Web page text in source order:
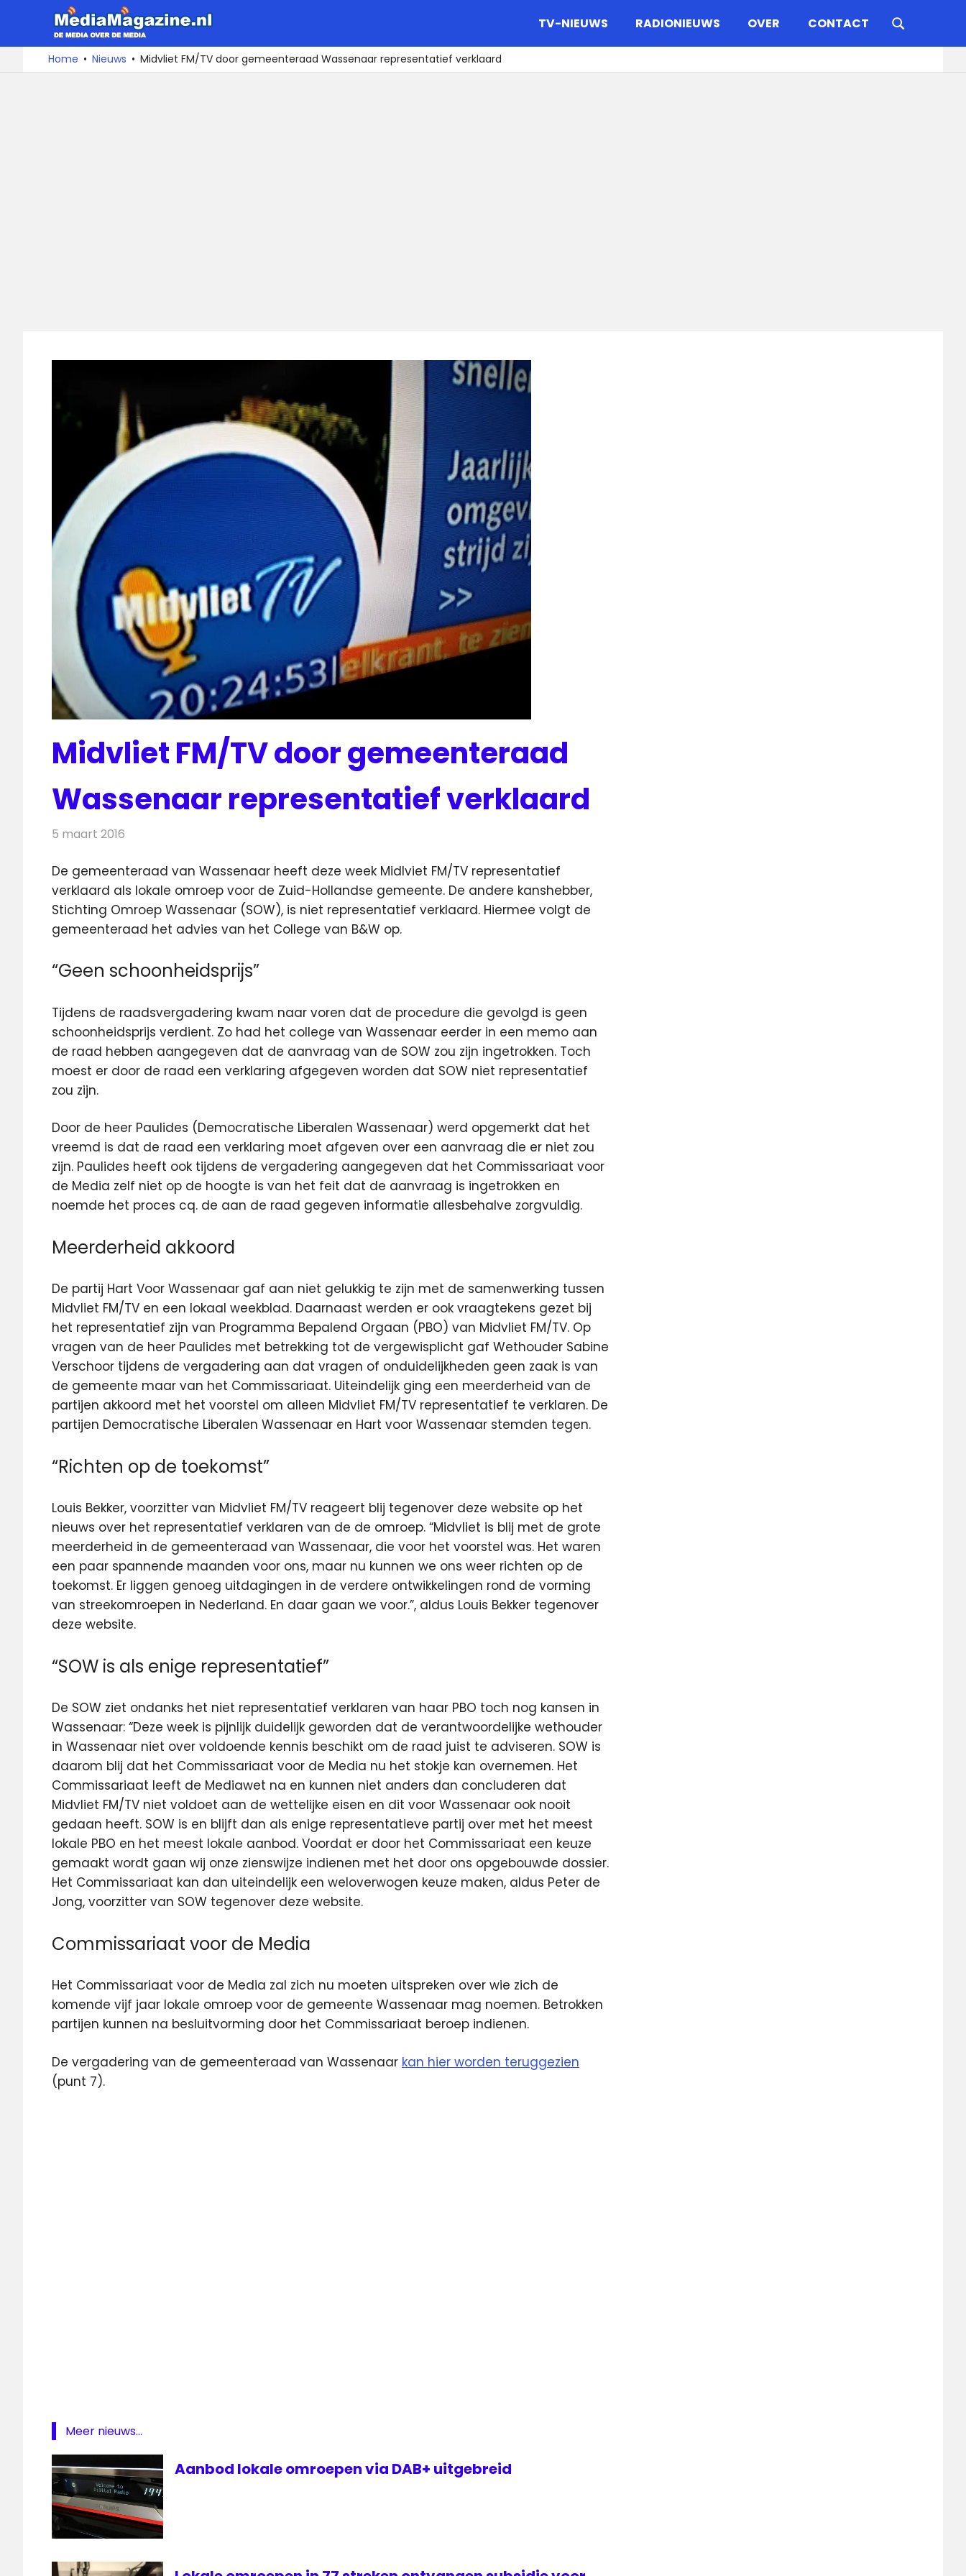
naar
De
media
over
TV-NIEUWS RADIONIEUWS OVER CONTACT
Home Nieuws Midvliet FM/TV door gemeenteraad Wassenaar representatief verklaard
Midvliet FM/TV door gemeenteraad
Wassenaar representatief verklaard
5 maart 2016
De gemeenteraad van Wassenaar heeft deze week Midlviet FM/TV representatief
verklaard als lokale omroep voor de Zuid-Hollandse gemeente. De andere kanshebber,
Stichting Omroep Wassenaar (SOW), is niet representatief verklaard. Hiermee volgt de
gemeenteraad het advies van het College van B&W op.
“Geen schoonheidsprijs”
Tijdens de raadsvergadering kwam naar voren dat de procedure die gevolgd is geen
schoonheidsprijs verdient. Zo had het college van Wassenaar eerder in een memo aan
de raad hebben aangegeven dat de aanvraag van de SOW zou zijn ingetrokken. Toch
moest er door de raad een verklaring afgegeven worden dat SOW niet representatief
zou zijn.
Door de heer Paulides (Democratische Liberalen Wassenaar) werd opgemerkt dat het
vreemd is dat de raad een verklaring moet afgeven over een aanvraag die er niet zou
zijn. Paulides heeft ook tijdens de vergadering aangegeven dat het Commissariaat voor
de Media zelf niet op de hoogte is van het feit dat de aanvraag is ingetrokken en
noemde het proces cq. de aan de raad gegeven informatie allesbehalve zorgvuldig.
Meerderheid akkoord
De partij Hart Voor Wassenaar gaf aan niet gelukkig te zijn met de samenwerking tussen
Midvliet FM/TV en een lokaal weekblad. Daarnaast werden er ook vraagtekens gezet bij
het representatief zijn van Programma Bepalend Orgaan (PBO) van Midvliet FM/TV. Op
vragen van de heer Paulides met betrekking tot de vergewisplicht gaf Wethouder Sabine
Verschoor tijdens de vergadering aan dat vragen of onduidelijkheden geen zaak is van
de gemeente maar van het Commissariaat. Uiteindelijk ging een meerderheid van de
partijen akkoord met het voorstel om alleen Midvliet FM/TV representatief te verklaren. De
partijen Democratische Liberalen Wassenaar en Hart voor Wassenaar stemden tegen.
“Richten op de toekomst”
Louis Bekker, voorzitter van Midvliet FM/TV reageert blij tegenover deze website op het
nieuws over het representatief verklaren van de de omroep. “Midvliet is blij met de grote
meerderheid in de gemeenteraad van Wassenaar, die voor het voorstel was. Het waren
een paar spannende maanden voor ons, maar nu kunnen we ons weer richten op de
toekomst. Er liggen genoeg uitdagingen in de verdere ontwikkelingen rond de vorming
van streekomroepen in Nederland. En daar gaan we voor.”, aldus Louis Bekker tegenover
deze website.
“SOW is als enige representatief”
De SOW ziet ondanks het niet representatief verklaren van haar PBO toch nog kansen in
Wassenaar: “Deze week is pijnlijk duidelijk geworden dat de verantwoordelijke wethouder
in Wassenaar niet over voldoende kennis beschikt om de raad juist te adviseren. SOW is
daarom blij dat het Commissariaat voor de Media nu het stokje kan overnemen. Het
Commissariaat leeft de Mediawet na en kunnen niet anders dan concluderen dat
Midvliet FM/TV niet voldoet aan de wettelijke eisen en dit voor Wassenaar ook nooit
gedaan heeft. SOW is en blijft dan als enige representatieve partij over met het meest
lokale PBO en het meest lokale aanbod. Voordat er door het Commissariaat een keuze
gemaakt wordt gaan wij onze zienswijze indienen met het door ons opgebouwde dossier.
Het Commissariaat kan dan uiteindelijk een weloverwogen keuze maken, aldus Peter de
Jong, voorzitter van SOW tegenover deze website.
Commissariaat voor de Media
Het Commissariaat voor de Media zal zich nu moeten uitspreken over wie zich de
komende vijf jaar lokale omroep voor de gemeente Wassenaar mag noemen. Betrokken
partijen kunnen na besluitvorming door het Commissariaat beroep indienen.
De vergadering van de gemeenteraad van Wassenaar kan hier worden teruggezien
(punt 7).
Meer nieuws...
Aanbod lokale omroepen via DAB+ uitgebreid